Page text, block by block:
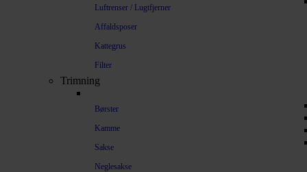
Luftrenser / Lugtfjerner
Affaldsposer
Kattegrus
Filter
Trimning
Børster
Kamme
Sakse
Neglesakse